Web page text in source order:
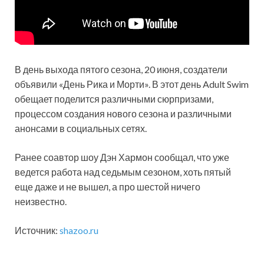
В день выхода пятого сезона, 20 июня, создатели
объявили «День Рика и Морти». В этот день Adult Swim
обещает поделится различными сюрпризами,
процессом создания нового сезона и различными
анонсами в социальных сетях.
Ранее соавтор шоу Дэн Хармон сообщал, что уже
ведется работа над седьмым сезоном, хоть пятый
еще даже и не вышел, а про шестой ничего
неизвестно.
Источник: shazoo.ru